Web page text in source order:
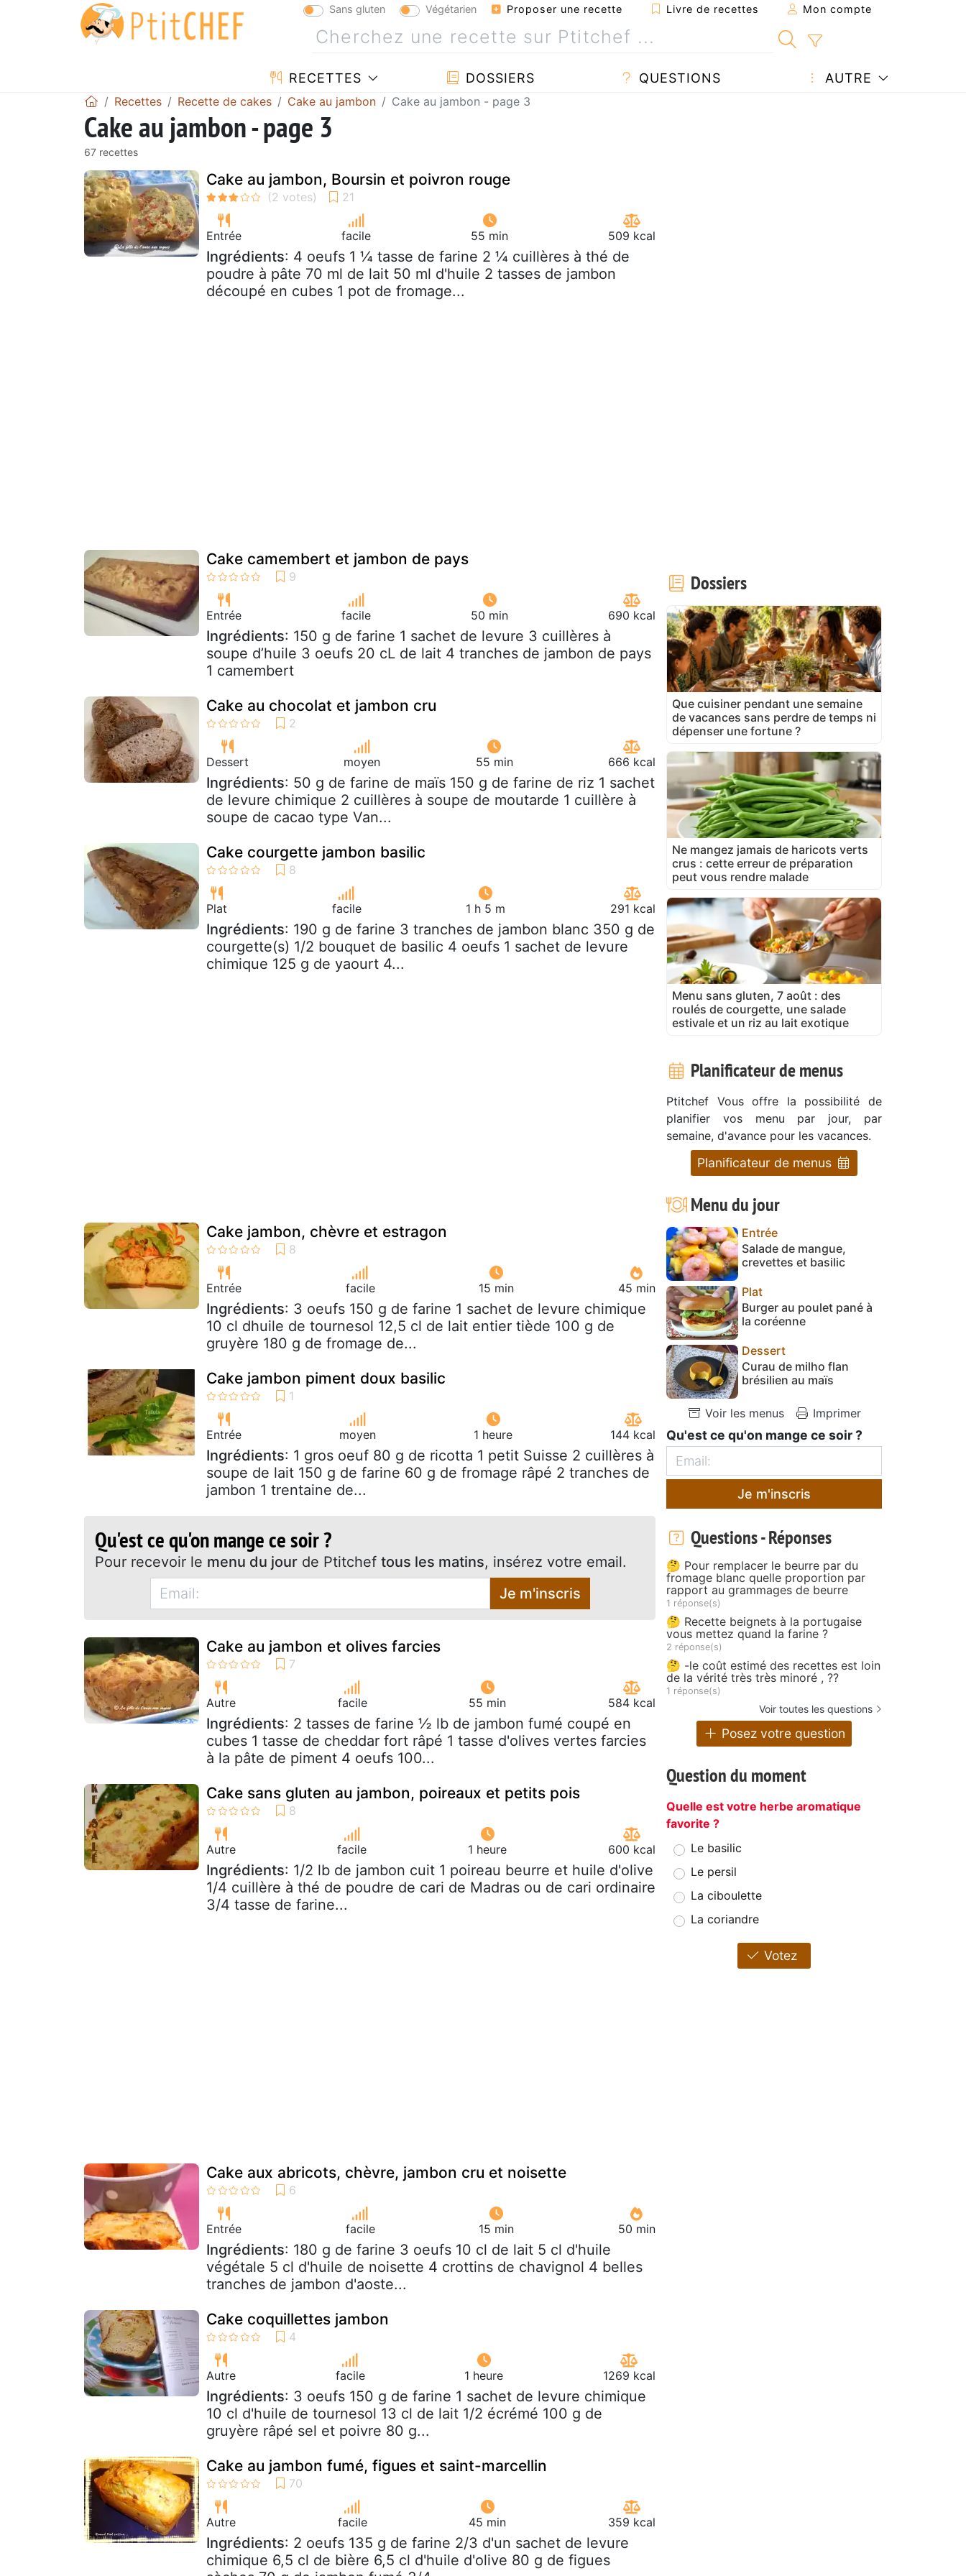
Sans gluten Végétarien Proposer une recette Livre de recettes Mon compte
RECETTES DOSSIERS QUESTIONS AUTRE
Recettes Recette de cakes Cake au jambon Cake au jambon - page 3
Cake au jambon - page 3
67 recettes
Cake au jambon, Boursin et poivron rouge
Entrée facile 55 min 509 kcal
Ingrédients: 4 oeufs 1 ¼ tasse de farine 2 ¼ cuillères à thé de
poudre à pâte 70 ml de lait 50 ml d'huile 2 tasses de jambon
découpé en cubes 1 pot de fromage...
Cake camembert et jambon de pays
Entrée facile 50 min 690 kcal
Ingrédients: 150 g de farine 1 sachet de levure 3 cuillères à
soupe d’huile 3 oeufs 20 cL de lait 4 tranches de jambon de pays
1 camembert
Cake au chocolat et jambon cru
Dessert moyen 55 min 666 kcal
Ingrédients: 50 g de farine de maïs 150 g de farine de riz 1 sachet
de levure chimique 2 cuillères à soupe de moutarde 1 cuillère à
soupe de cacao type Van...
Cake courgette jambon basilic
Plat facile 1 h 5 m 291 kcal
Ingrédients: 190 g de farine 3 tranches de jambon blanc 350 g de
courgette(s) 1/2 bouquet de basilic 4 oeufs 1 sachet de levure
chimique 125 g de yaourt 4...
Cake jambon, chèvre et estragon
Entrée facile 15 min 45 min
Ingrédients: 3 oeufs 150 g de farine 1 sachet de levure chimique
10 cl dhuile de tournesol 12,5 cl de lait entier tiède 100 g de
gruyère 180 g de fromage de...
Cake jambon piment doux basilic
Entrée moyen 1 heure 144 kcal
Ingrédients: 1 gros oeuf 80 g de ricotta 1 petit Suisse 2 cuillères à
soupe de lait 150 g de farine 60 g de fromage râpé 2 tranches de
jambon 1 trentaine de...
Qu'est ce qu'on mange ce soir ?
Pour recevoir le menu du jour de Ptitchef tous les matins, insérez votre email.
Je m'inscris
Cake au jambon et olives farcies
Autre facile 55 min 584 kcal
Ingrédients: 2 tasses de farine ½ lb de jambon fumé coupé en
cubes 1 tasse de cheddar fort râpé 1 tasse d'olives vertes farcies
à la pâte de piment 4 oeufs 100...
Cake sans gluten au jambon, poireaux et petits pois
Autre facile 1 heure 600 kcal
Ingrédients: 1/2 lb de jambon cuit 1 poireau beurre et huile d'olive
1/4 cuillère à thé de poudre de cari de Madras ou de cari ordinaire
3/4 tasse de farine...
Cake aux abricots, chèvre, jambon cru et noisette
Entrée facile 15 min 50 min
Ingrédients: 180 g de farine 3 oeufs 10 cl de lait 5 cl d'huile
végétale 5 cl d'huile de noisette 4 crottins de chavignol 4 belles
tranches de jambon d'aoste...
Cake coquillettes jambon
Autre facile 1 heure 1269 kcal
Ingrédients: 3 oeufs 150 g de farine 1 sachet de levure chimique
10 cl d'huile de tournesol 13 cl de lait 1/2 écrémé 100 g de
gruyère râpé sel et poivre 80 g...
Cake au jambon fumé, figues et saint-marcellin
Autre facile 45 min 359 kcal
Ingrédients: 2 oeufs 135 g de farine 2/3 d'un sachet de levure
chimique 6,5 cl de bière 6,5 cl d'huile d'olive 80 g de figues
Dossiers
Que cuisiner pendant une semaine
de vacances sans perdre de temps ni
dépenser une fortune ?
Ne mangez jamais de haricots verts
crus : cette erreur de préparation
peut vous rendre malade
Menu sans gluten, 7 août : des
roulés de courgette, une salade
estivale et un riz au lait exotique
Planificateur de menus
Ptitchef Vous offre la possibilité de
planifier vos menu par jour, par
semaine, d'avance pour les vacances.
Planificateur de menus
Menu du jour
Entrée
Salade de mangue,
crevettes et basilic
Plat
Burger au poulet pané à
la coréenne
Dessert
Curau de milho flan
brésilien au maïs
Voir les menus Imprimer
Qu'est ce qu'on mange ce soir ?
Je m'inscris
Questions - Réponses
🤔 Pour remplacer le beurre par du
fromage blanc quelle proportion par
rapport au grammages de beurre
1 réponse(s)
🤔 Recette beignets à la portugaise
vous mettez quand la farine ?
2 réponse(s)
🤔 -le coût estimé des recettes est loin
de la vérité très très minoré , ??
1 réponse(s)
Voir toutes les questions
Posez votre question
Question du moment
Quelle est votre herbe aromatique
favorite ?
Le basilic
Le persil
La ciboulette
La coriandre
Votez